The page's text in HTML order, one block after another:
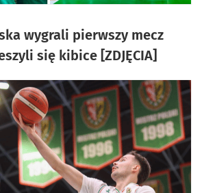
wygrali pierwszy mecz
się kibice [ZDJĘCIA]